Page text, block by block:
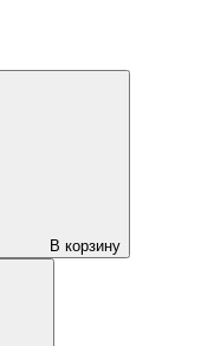
В корзину